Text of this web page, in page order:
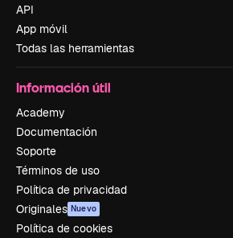
API
App móvil
Todas las herramientas
Información útil
Academy
Documentación
Soporte
Términos de uso
Política de privacidad
Originales Nuevo
Política de cookies